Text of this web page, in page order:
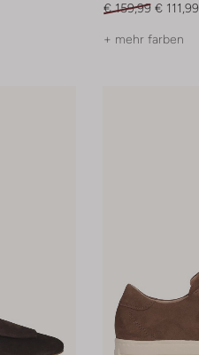
€ 159,99 € 111,99
+ mehr farben